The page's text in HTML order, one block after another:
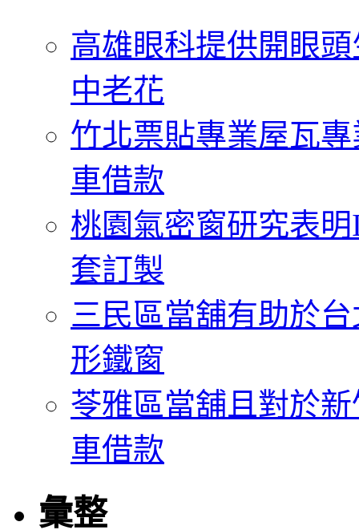
高雄眼科提供開眼
中老花
竹北票貼專業屋瓦
車借款
桃園氣密窗研究表
套訂製
三民區當舖有助於
形鐵窗
苓雅區當舖且對於
車借款
彙整